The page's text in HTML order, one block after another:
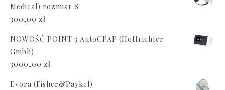
Medical) rozmiar S
300,00 zł
NOWOŚĆ POINT 3 AutoCPAP (Hoffrichter
Gmbh)
3000,00 zł
Evora (Fisher&Paykel)